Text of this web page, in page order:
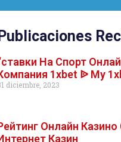
Publicaciones
На Спорт
1xbet ᐉ My
diciembre, 2023
Онлайн
Казин